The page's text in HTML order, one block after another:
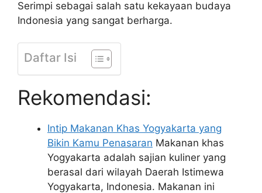
Serimpi sebagai salah satu kekayaan budaya
Indonesia yang sangat berharga.
Daftar Isi
Rekomendasi:
Intip Makanan Khas Yogyakarta yang
Bikin Kamu Penasaran Makanan khas
Yogyakarta adalah sajian kuliner yang
berasal dari wilayah Daerah Istimewa
Yogyakarta, Indonesia. Makanan ini